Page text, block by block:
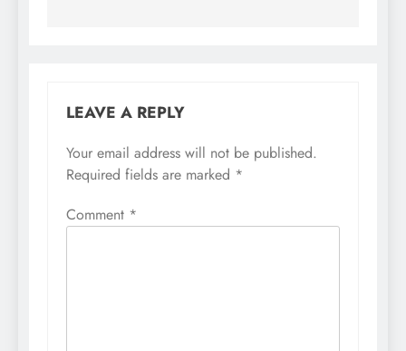
LEAVE A REPLY
Your email address will not be published.
Required fields are marked *
Comment *